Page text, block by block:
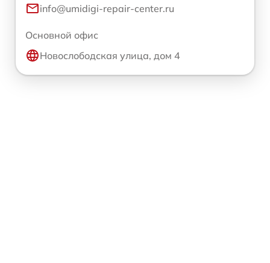
info@umidigi-repair-center.ru
Основной офис
Новослободская улица, дом 4